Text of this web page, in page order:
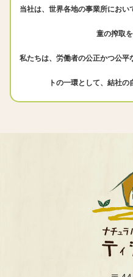
当社は、世界各地の事業所にお
童の搾取
私たちは、労働者の公正かつ公
トの一環として、結社